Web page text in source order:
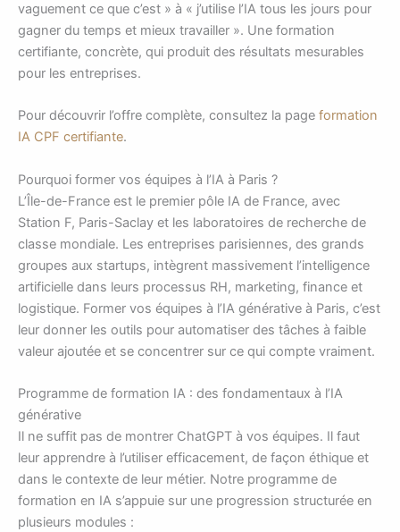
vaguement ce que c’est » à « j’utilise l’IA tous les jours pour
gagner du temps et mieux travailler ». Une formation
certifiante, concrète, qui produit des résultats mesurables
pour les entreprises.
Pour découvrir l’offre complète, consultez la page formation
IA CPF certifiante.
Pourquoi former vos équipes à l’IA à Paris ?
L’Île-de-France est le premier pôle IA de France, avec
Station F, Paris-Saclay et les laboratoires de recherche de
classe mondiale. Les entreprises parisiennes, des grands
groupes aux startups, intègrent massivement l’intelligence
artificielle dans leurs processus RH, marketing, finance et
logistique. Former vos équipes à l’IA générative à Paris, c’est
leur donner les outils pour automatiser des tâches à faible
valeur ajoutée et se concentrer sur ce qui compte vraiment.
Programme de formation IA : des fondamentaux à l’IA
générative
Il ne suffit pas de montrer ChatGPT à vos équipes. Il faut
leur apprendre à l’utiliser efficacement, de façon éthique et
dans le contexte de leur métier. Notre programme de
formation en IA s’appuie sur une progression structurée en
plusieurs modules :